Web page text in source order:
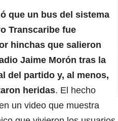
que un bus del sistema
Transcaribe fue
hinchas que salieron
Jaime Morón tras la
del partido y, al menos,
heridas. El hecho
un video que muestra